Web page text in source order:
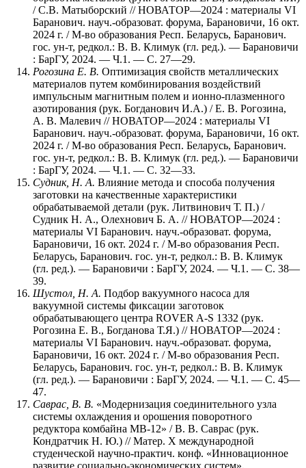
/ С.В. Матыборский // НОВАТОР—2024 : материалы VI
Баранович. науч.-образоват. форума, Барановичи, 16 окт.
2024 г. / М-во образования Респ. Беларусь, Баранович.
гос. ун-т, редкол.: В. В. Климук (гл. ред.). — Барановичи
: БарГУ, 2024. — Ч.1. — С. 27—29.
Рогозина Е. В. Оптимизация свойств металлических
материалов путем комбинирования воздействий
импульсным магнитным полем и ионно-плазменного
азотирования (рук. Богданович И.А.) / Е. В. Рогозина,
А. В. Малевич // НОВАТОР—2024 : материалы VI
Баранович. науч.-образоват. форума, Барановичи, 16 окт.
2024 г. / М-во образования Респ. Беларусь, Баранович.
гос. ун-т, редкол.: В. В. Климук (гл. ред.). — Барановичи
: БарГУ, 2024. — Ч.1. — С. 32—33.
Судник, Н. А. Влияние метода и способа получения
заготовки на качественные характеристики
обрабатываемой детали (рук. Литвинович Т. П.) /
Судник Н. А., Олехнович Б. А. // НОВАТОР—2024 :
материалы VI Баранович. науч.-образоват. форума,
Барановичи, 16 окт. 2024 г. / М-во образования Респ.
Беларусь, Баранович. гос. ун-т, редкол.: В. В. Климук
(гл. ред.). — Барановичи : БарГУ, 2024. — Ч.1. — С. 38—
39.
Шустол, Н. А. Подбор вакуумного насоса для
вакуумной системы фиксации заготовок
обрабатывающего центра ROVER A-S 1332 (рук.
Рогозина Е. В., Богданова Т.Я.) // НОВАТОР—2024 :
материалы VI Баранович. науч.-образоват. форума,
Барановичи, 16 окт. 2024 г. / М-во образования Респ.
Беларусь, Баранович. гос. ун-т, редкол.: В. В. Климук
(гл. ред.). — Барановичи : БарГУ, 2024. — Ч.1. — С. 45—
47.
Саврас, В. В. «Модернизация соединительного узла
системы охлаждения и орошения поворотного
редуктора комбайна МВ-12» / В. В. Саврас (рук.
Кондратчик Н. Ю.) // Матер. X международной
студенческой научно-практич. конф. «Инновационное
развитие социально-экономических систем»,